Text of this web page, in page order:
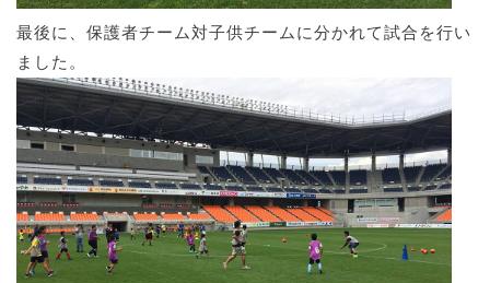
最後に、保護者チーム対子供チームに分かれて試合を行い
ました。